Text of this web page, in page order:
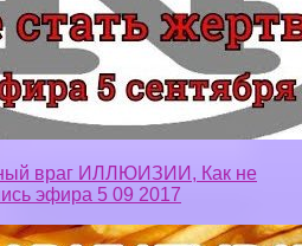
ВСЕМ!!! — как